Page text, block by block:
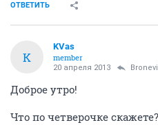
ОТВЕТИТЬ
K
KVas
member
20 апреля 2013
Доброе утро!
Что по четверочке скажете?